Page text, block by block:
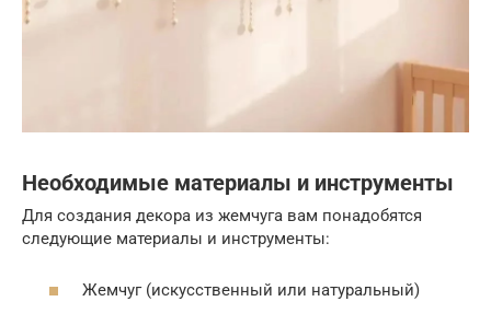
Необходимые материалы и инструменты
Для создания декора из жемчуга вам понадобятся
следующие материалы и инструменты:
Жемчуг (искусственный или натуральный)